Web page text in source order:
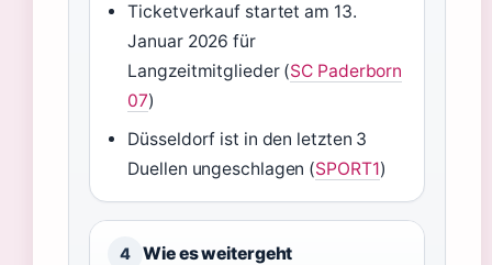
Ticketverkauf startet am 13.
Januar 2026 für
Langzeitmitglieder (SC Paderborn
07)
Düsseldorf ist in den letzten 3
Duellen ungeschlagen (SPORT1)
4 Wie es weitergeht